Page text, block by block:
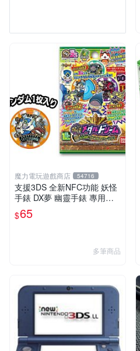
魔力電玩遊戲商店 54716
支援3DS 全新NFC功能 妖怪
手錶 DX夢 幽靈手錶 專用徽
章 夢04 妖氣解放 魔法能量釋
放 單包【板橋魔力】
$65
多筆商品